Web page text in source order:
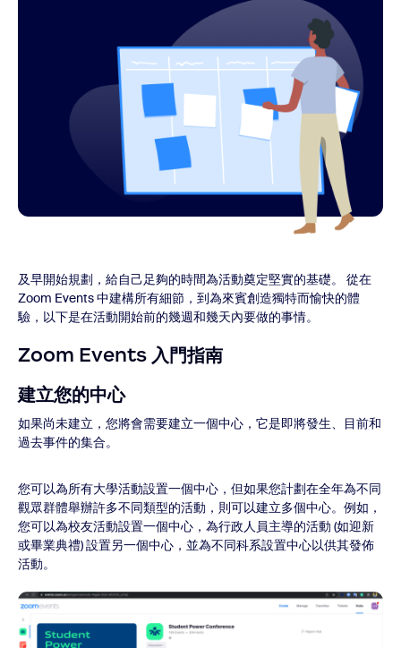
及早開始規劃，給自己足夠的時間為活動奠定堅實的基礎。 從在
Zoom Events 中建構所有細節，到為來賓創造獨特而愉快的體
驗，以下是在活動開始前的幾週和幾天內要做的事情。
Zoom Events 入門指南
建立您的中心
如果尚未建立，您將會需要建立一個中心，它是即將發生、目前和
過去事件的集合。
您可以為所有大學活動設置一個中心，但如果您計劃在全年為不同
觀眾群體舉辦許多不同類型的活動，則可以建立多個中心。例如，
您可以為校友活動設置一個中心，為行政人員主導的活動 (如迎新
或畢業典禮) 設置另一個中心，並為不同科系設置中心以供其發佈
活動。